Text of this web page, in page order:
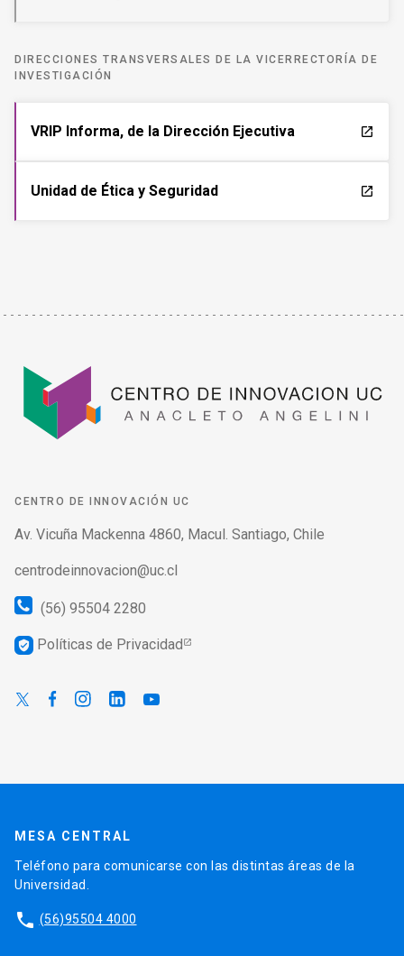
DIRECCIONES TRANSVERSALES DE LA VICERRECTORÍA DE
INVESTIGACIÓN
VRIP Informa, de la Dirección Ejecutiva launch
Unidad de Ética y Seguridad launch
CENTRO DE INNOVACIÓN UC
Av. Vicuña Mackenna 4860, Macul. Santiago, Chile
centrodeinnovacion@uc.cl
(56) 95504 2280
verified_user Políticas de Privacidad
MESA CENTRAL
Teléfono para comunicarse con las distintas áreas de la
Universidad.
phone (56)95504 4000